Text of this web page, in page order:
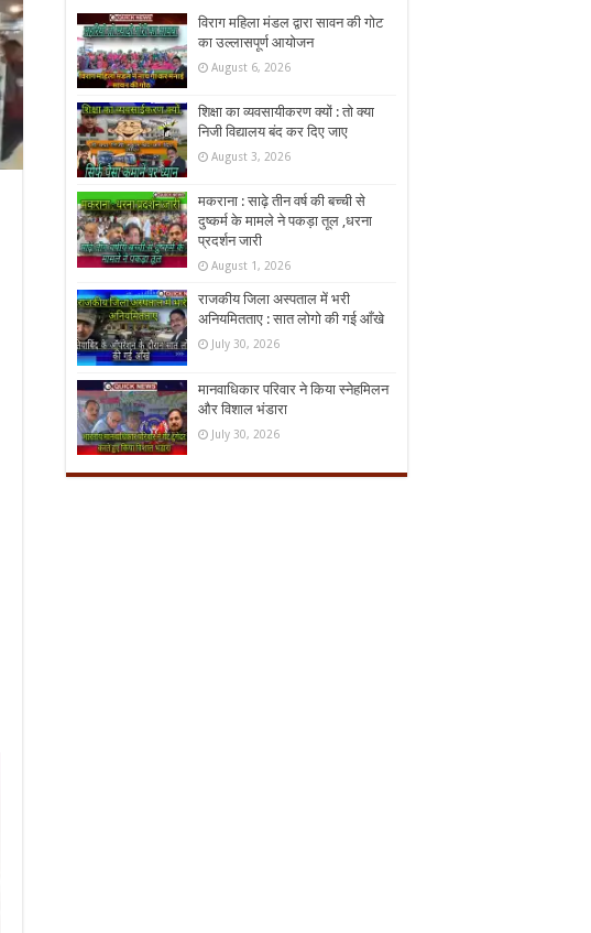
विराग महिला मंडल द्वारा सावन की गोट
का उल्लासपूर्ण आयोजन
August 6, 2026
शिक्षा का व्यवसायीकरण क्यों : तो क्या
निजी विद्यालय बंद कर दिए जाए
August 3, 2026
मकराना : साढ़े तीन वर्ष की बच्ची से
दुष्कर्म के मामले ने पकड़ा तूल ,धरना
प्रदर्शन जारी
August 1, 2026
राजकीय जिला अस्पताल में भरी
अनियमितताए : सात लोगो की गई आँखे
July 30, 2026
मानवाधिकार परिवार ने किया स्नेहमिलन
और विशाल भंडारा
July 30, 2026